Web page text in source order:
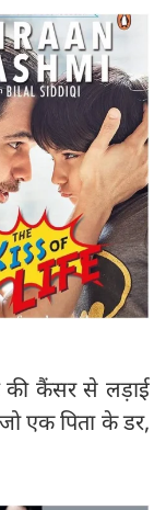
की कैंसर से लड़ाई
एक पिता के डर,